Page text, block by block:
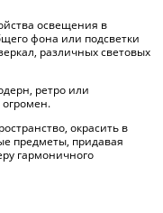
освещения в
фона или подсветки
различных световых
ретро или
окрасить в
предметы, придавая
гармоничного